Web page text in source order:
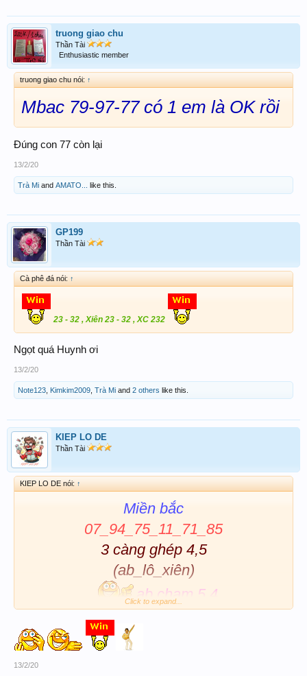
truong giao chu
Thần Tài
Enthusiastic member
truong giao chu nói: ↑
Mbac 79-97-77 có 1 em là OK rồi
Đúng con 77 còn lại
13/2/20
Trà Mi and AMATO... like this.
GP199
Thần Tài
Cà phê đá nói: ↑
23 - 32 , Xiên 23 - 32 , XC 232
Ngọt quá Huynh ơi
13/2/20
Note123 Kimkim2009 Trà Mi and 2 others like this.
KIEP LO DE
Thần Tài
KIEP LO DE nói: ↑
Miền bắc
07_94_75_11_71_85
3 càng ghép 4,5
(ab_lô_xiên)
ab chạm 5,4
Click to expand...
13/2/20